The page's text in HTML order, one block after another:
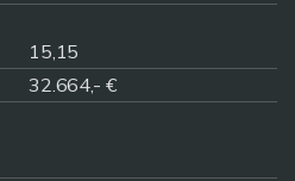
15,15
32.664,- €